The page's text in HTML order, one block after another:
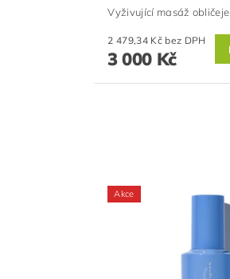
Vyživující masáž obličeje
2 479,34 Kč bez DPH
3 000 Kč
Akce